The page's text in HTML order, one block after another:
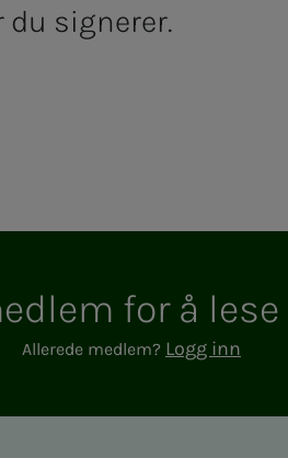
du signerer.
for å
Allerede medlem? Logg inn